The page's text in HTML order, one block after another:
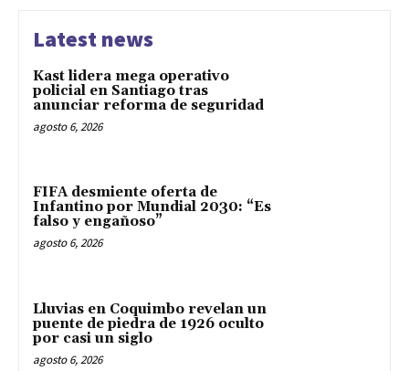
Latest news
Kast lidera mega operativo
policial en Santiago tras
anunciar reforma de seguridad
agosto 6, 2026
FIFA desmiente oferta de
Infantino por Mundial 2030: “Es
falso y engañoso”
agosto 6, 2026
Lluvias en Coquimbo revelan un
puente de piedra de 1926 oculto
por casi un siglo
agosto 6, 2026